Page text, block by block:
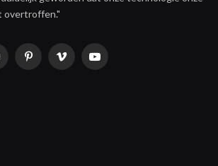
overtroffen."
PinterestVimeo YouTube